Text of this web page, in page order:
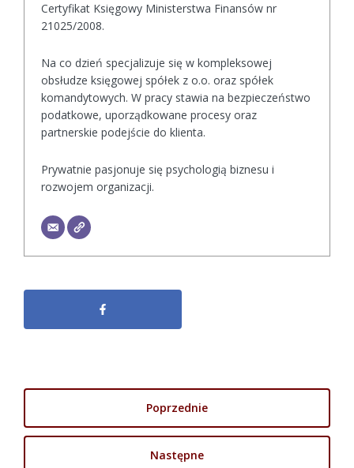
Certyfikat Księgowy Ministerstwa Finansów nr
21025/2008.
Na co dzień specjalizuje się w kompleksowej
obsłudze księgowej spółek z o.o. oraz spółek
komandytowych. W pracy stawia na bezpieczeństwo
podatkowe, uporządkowane procesy oraz
partnerskie podejście do klienta.
Prywatnie pasjonuje się psychologią biznesu i
rozwojem organizacji.
Poprzednie
Następne